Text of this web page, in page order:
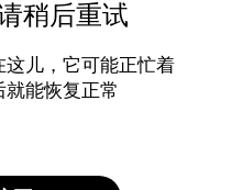
稍后重试
儿，它可能正忙着
就能恢复正常